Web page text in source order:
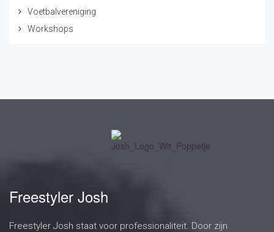
Voetbalvereniging
Workshops
Freestyler Josh
Freestyler Josh staat voor professionaliteit. Door zijn